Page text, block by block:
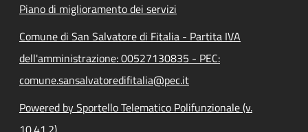
Piano di miglioramento dei servizi
Comune di San Salvatore di Fitalia - Partita IVA
dell'amministrazione: 00527130835 - PEC:
comune.sansalvatoredifitalia@pec.it
Powered by Sportello Telematico Polifunzionale (v.